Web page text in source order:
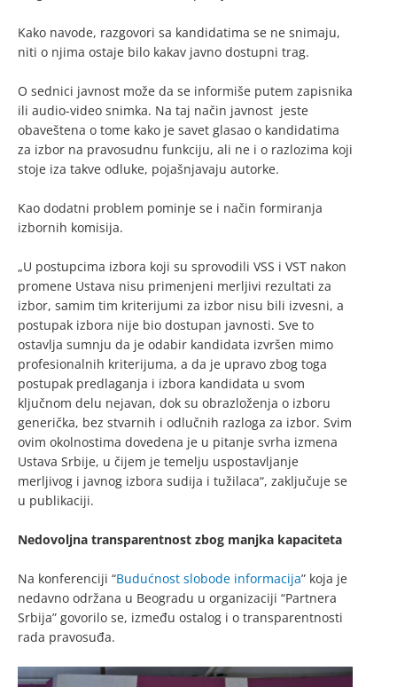
Kako navode, razgovori sa kandidatima se ne snimaju,
niti o njima ostaje bilo kakav javno dostupni trag.
O sednici javnost može da se informiše putem zapisnika
ili audio-video snimka. Na taj način javnost jeste
obaveštena o tome kako je savet glasao o kandidatima
za izbor na pravosudnu funkciju, ali ne i o razlozima koji
stoje iza takve odluke, pojašnjavaju autorke.
Kao dodatni problem pominje se i način formiranja
izbornih komisija.
„U postupcima izbora koji su sprovodili VSS i VST nakon
promene Ustava nisu primenjeni merljivi rezultati za
izbor, samim tim kriterijumi za izbor nisu bili izvesni, a
postupak izbora nije bio dostupan javnosti. Sve to
ostavlja sumnju da je odabir kandidata izvršen mimo
profesionalnih kriterijuma, a da je upravo zbog toga
postupak predlaganja i izbora kandidata u svom
ključnom delu nejavan, dok su obrazloženja o izboru
generička, bez stvarnih i odlučnih razloga za izbor. Svim
ovim okolnostima dovedena je u pitanje svrha izmena
Ustava Srbije, u čijem je temelju uspostavljanje
merljivog i javnog izbora sudija i tužilaca“, zaključuje se
u publikaciji.
Nedovoljna transparentnost zbog manjka kapaciteta
Na konferenciji “Budućnost slobode informacija” koja je
nedavno održana u Beogradu u organizaciji “Partnera
Srbija” govorilo se, između ostalog i o transparentnosti
rada pravosuđa.